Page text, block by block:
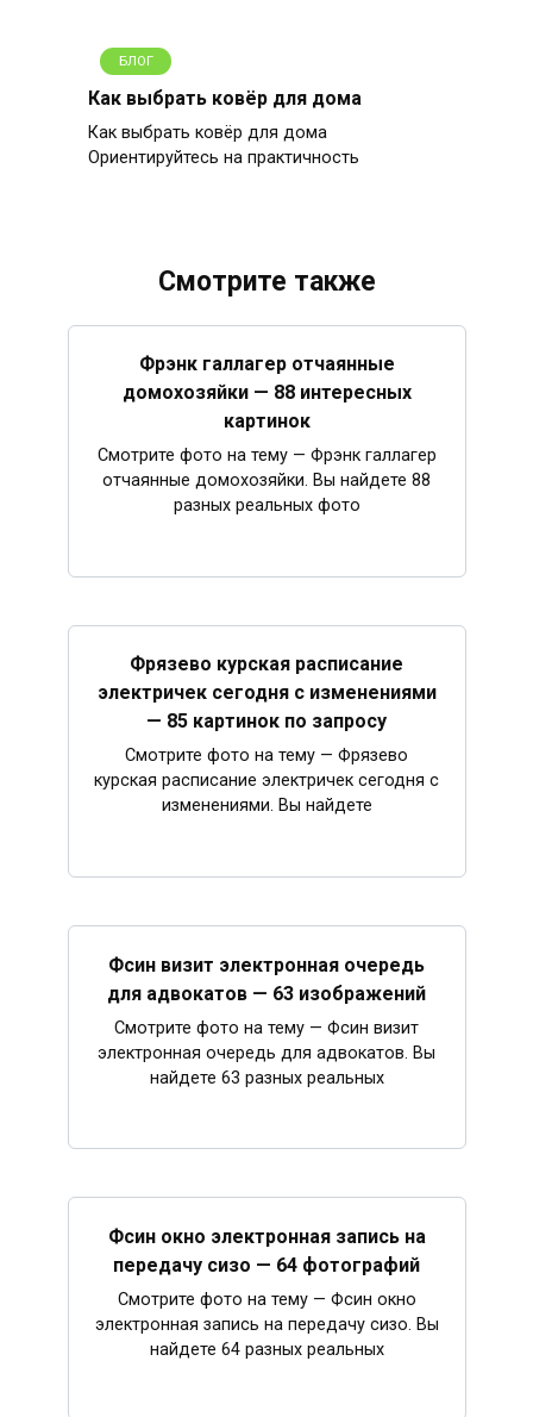
БЛОГ
Как выбрать ковёр для дома
Как выбрать ковёр для дома
Ориентируйтесь на практичность
Смотрите также
Фрэнк галлагер отчаянные
домохозяйки — 88 интересных
картинок
Смотрите фото на тему — Фрэнк галлагер
отчаянные домохозяйки. Вы найдете 88
разных реальных фото
Фрязево курская расписание
электричек сегодня с изменениями
— 85 картинок по запросу
Смотрите фото на тему — Фрязево
курская расписание электричек сегодня с
изменениями. Вы найдете
Фсин визит электронная очередь
для адвокатов — 63 изображений
Смотрите фото на тему — Фсин визит
электронная очередь для адвокатов. Вы
найдете 63 разных реальных
Фсин окно электронная запись на
передачу сизо — 64 фотографий
Смотрите фото на тему — Фсин окно
электронная запись на передачу сизо. Вы
найдете 64 разных реальных